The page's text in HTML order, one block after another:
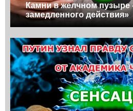
Камни в желчном пузыре
замедленного действия»